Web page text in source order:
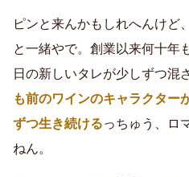
ピンと来んかもしれへんけど
と一緒やで。創業以来何十年
日の新しいタレが少しずつ混
も前のワインのキャラクター
ずつ生き続けるっちゅう、ロ
ねん。